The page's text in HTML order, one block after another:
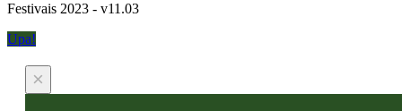
Festivais 2023 - v11.03
Upa!
×